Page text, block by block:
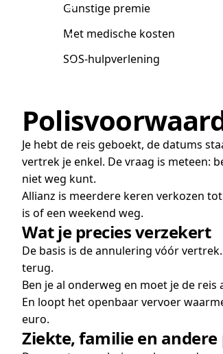
Gunstige premie
Met medische kosten
SOS-hulpverlening
Je hebt de reis geboekt, de datums
vertrek je enkel. De vraag is meteen:
niet weg kunt.
Allianz is meerdere keren verkozen
is of een weekend weg.
Wat je precies verzekert
De basis is de annulering vóór
terug.
Ben je al onderweg en moet je de
En loopt het openbaar vervoer
euro.
Ziekte, familie en